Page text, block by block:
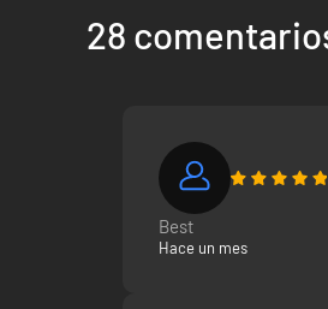
en la oscuridad y el resto de
28
Best
Hace un mes